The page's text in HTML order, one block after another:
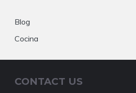
Blog
Cocina
CONTACT US